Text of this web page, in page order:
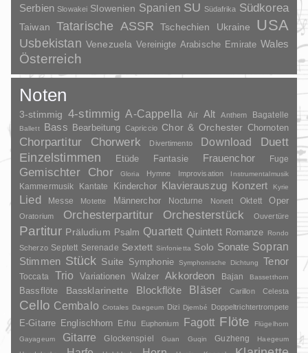
Serbien Slowakei Slowenien Spanien SU Südafrika Südkorea
Taiwan Tatarische ASSR Tschechien Ukraine USA
Usbekistan Venezuela Vereinigte Arabische Emirate Wales
Österreich
Noten
3-stimmig 4-stimmig A-Cappella Air Alt Anthem Bagatelle
Ballett Bass Bearbeitung Capriccio Chor & Orchester Chornoten
Chorpartitur Chorwerk Divertimento Download
Duett
Einzelstimmen
Etüde Fantasie Frauenchor Fuge
Gemischter Chor Gloria Hymne Improvisation Instrumentalmusik
Kammermusik Kantate Kinderchor Klavierauszug Konzert Kyrie
Lied Messe Motette Männerchor Nocturne Nonett Oktett Oper
Oratorium Orchesterpartitur Orchesterstück Ouvertüre
Partitur Präludium Psalm Quartett Quintett Romanze Rondo
Scherzo Septett Serenade Sextett Sinfonietta Solo Sonate Sopran
Stimmen Stück Suite Symphonie Symphonische Dichtung Tenor
Toccata Trio Variationen Walzer Akkordeon Bajan Bassetthorn
Bassflöte Bassklarinette Blockflöte Bläser Carillon Celesta
Cello Cembalo Crotales Daegeum Dizi Djembé Doppeltrichtertrompete
E-Gitarre Englischhorn Erhu Euphonium Fagott Flöte
Flügelhorn
Gayageum
Gitarre Glockenspiel Guan Guqin Guzheng
Haegeum